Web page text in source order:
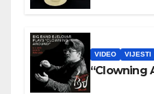
VIDEO VIJESTI
“Clowning